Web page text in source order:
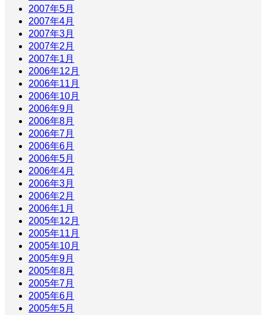
2007年5月
2007年4月
2007年3月
2007年2月
2007年1月
2006年12月
2006年11月
2006年10月
2006年9月
2006年8月
2006年7月
2006年6月
2006年5月
2006年4月
2006年3月
2006年2月
2006年1月
2005年12月
2005年11月
2005年10月
2005年9月
2005年8月
2005年7月
2005年6月
2005年5月